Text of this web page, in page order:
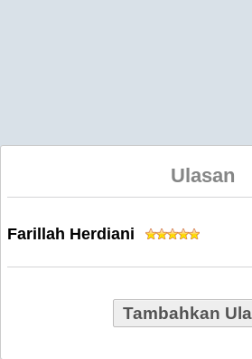
Ulasan
Farillah Herdiani
Tambahkan